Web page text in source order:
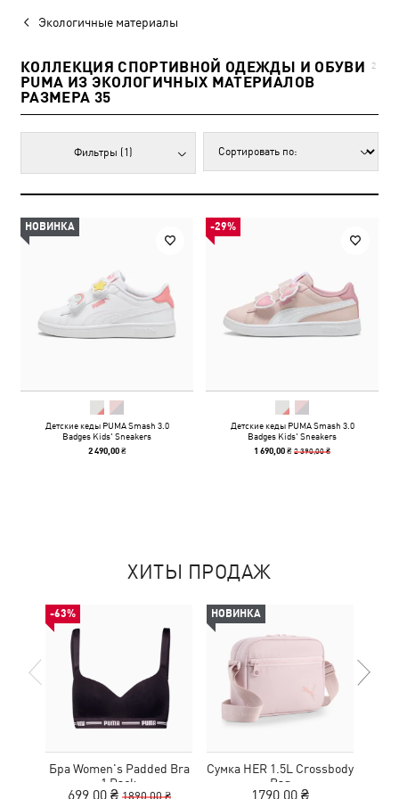
Экологичные материалы
КОЛЛЕКЦИЯ СПОРТИВНОЙ ОДЕЖДЫ И ОБУВИ
PUMA ИЗ ЭКОЛОГИЧНЫХ МАТЕРИАЛОВ
РАЗМЕРА 35
2
Фильтры (1)
НОВИНКА
Детские кеды PUMA Smash 3.0
Badges Kids' Sneakers
2 490,00 ₴
-29%
Детские кеды PUMA Smash 3.0
Badges Kids' Sneakers
1 690,00 ₴2 390,00 ₴
ХИТЫ ПРОДАЖ
-63%
Бра Women's Padded Bra
1 Pack
699,00 ₴ 1890,00 ₴
НОВИНКА
Сумка HER 1.5L Crossbody
Bag
1790,00 ₴